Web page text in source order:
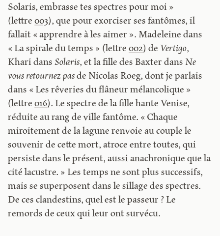
Solaris, embrasse tes spectres pour moi »
(lettre003), que pour exorciser ses fantômes, il
fallait « apprendre à les aimer ». Madeleine dans
« La spirale du temps » (lettre002) de Vertigo,
Khari dansSolaris, et la fille des Baxter dans Ne
vous retournez pasde Nicolas Roeg, dont je parlais
dans « Les rêveries du flâneur mélancolique »
(lettre016). Le spectre de la fille hante Venise,
réduite au rang de ville fantôme. « Chaque
miroitement de la lagune renvoie au couple le
souvenir de cette mort, atroce entre toutes, qui
persiste dans le présent, aussi anachronique que la
cité lacustre. » Les temps ne sont plus successifs,
mais se superposent dans le sillage des spectres.
De ces clandestins, quel est le passeur ? Le
remords de ceux qui leur ont survécu.